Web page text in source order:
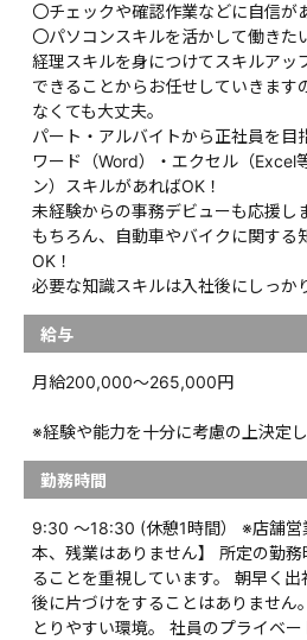
〇チェックや確認作業などに自信が
〇パソコンスキルを活かして働きた
経理スキルを身につけてスキルアッ
できることからお任せしていきます
なくても大丈夫。
パート・アルバイトから正社員を目
ワード（Word）・エクセル（Excel
ン）スキルがあればOK！
未経験からの事務デビューも応援し
もちろん、自動車やバイクに関する
OK！
必要な知識スキルは入社後にしっか
給与
月給200,000〜265,000円
※経験や能力を十分に考慮の上決定
勤務時間
9:30 ～18:30 (休憩1時間） ※店舗
本、残業はありません】 所定の勤
ることを重視しています。 朝早く
後に片づけをすることはありません
とりやすい環境。 社員のプライベー